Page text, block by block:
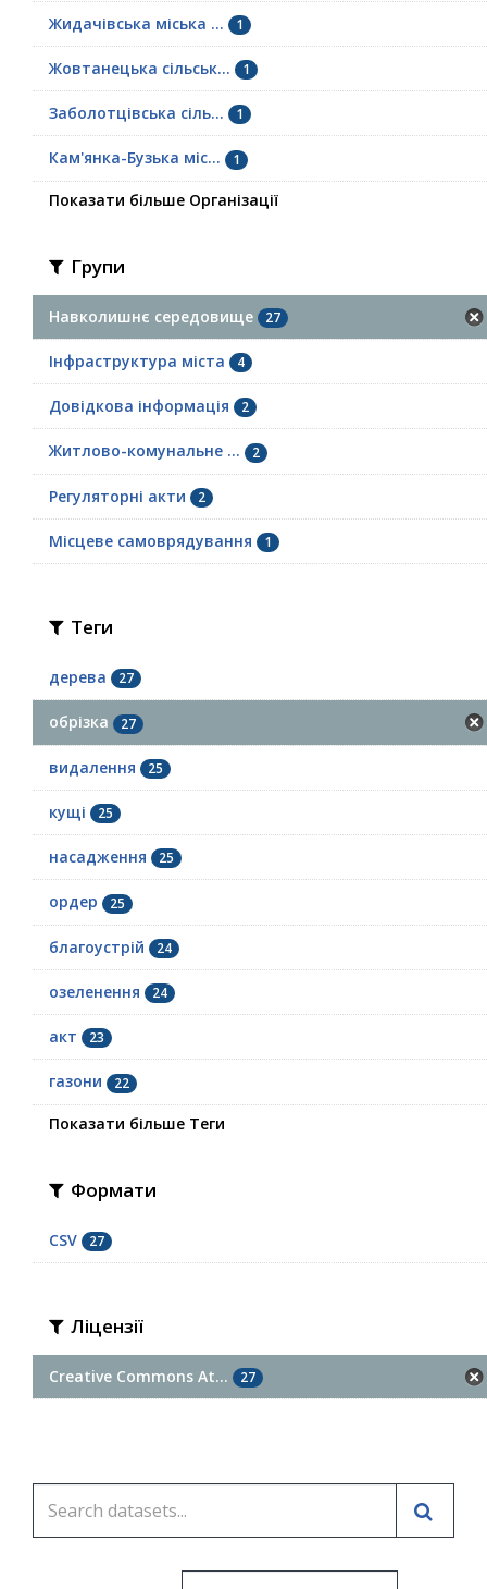
Жидачівська міська ... 1
Жовтанецька сільськ... 1
Заболотцівська сіль... 1
Кам'янка-Бузька міс... 1
Показати більше Організації
Групи
Навколишнє середовище 27
Інфраструктура міста 4
Довідкова інформація 2
Житлово-комунальне ... 2
Регуляторні акти 2
Місцеве самоврядування 1
Теги
дерева 27
обрізка 27
видалення 25
кущі 25
насадження 25
ордер 25
благоустрій 24
озеленення 24
акт 23
газони 22
Показати більше Теги
Формати
CSV 27
Ліцензії
Creative Commons At... 27